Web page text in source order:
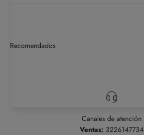
Canales de atención
Ventas: 3226147734